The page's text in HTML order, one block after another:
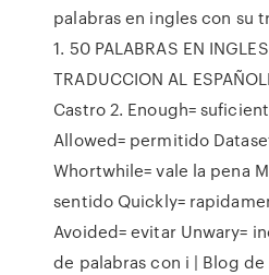
palabras en ingles con su
1. 50 PALABRAS EN
TRADUCCION AL
Castro 2. Enough=
Allowed= permitido
Whortwhile= vale la pena
sentido Quickly=
Avoided= evitar Unwary=
de palabras con i | Blog de